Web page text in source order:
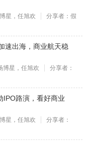
星，任旭欢
分享者：假
速出海，商业航天稳
博星，任旭欢
分享者：
IPO路演，看好商业
星，任旭欢
分享者：